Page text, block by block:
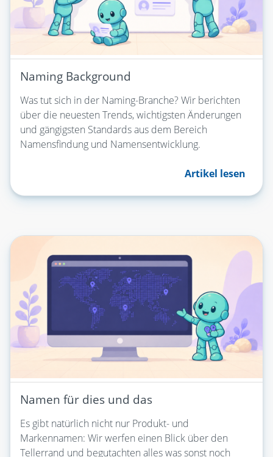
Naming Background
Was tut sich in der Naming-Branche? Wir berichten
über die neuesten Trends, wichtigsten Änderungen
und gängigsten Standards aus dem Bereich
Namensfindung und Namensentwicklung.
Artikel lesen
Namen für dies und das
Es gibt natürlich nicht nur Produkt- und
Markennamen: Wir werfen einen Blick über den
Tellerrand und begutachten alles was sonst noch